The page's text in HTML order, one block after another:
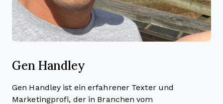
Gen Handley
Gen Handley ist ein erfahrener Texter und
Marketingprofi, der in Branchen vom